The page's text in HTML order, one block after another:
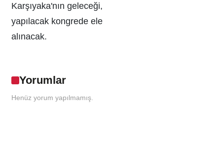
Karşıyaka'nın geleceği,
yapılacak kongrede ele
alınacak.
Yorumlar
Henüz yorum yapılmamış.